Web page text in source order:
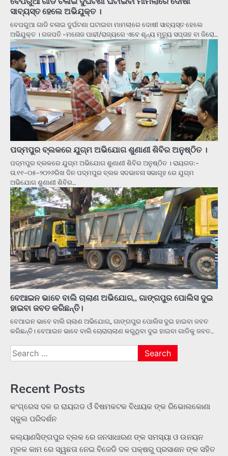
ସାବ୍ୟସ୍ତ ହେଲେ ଅଭିଯୁକ୍ତ ।
ବେପରୁଆ ଗାଡି ଚଳାଇ ଦୁର୍ଘଟଣା ଘଟାଇବା ମାମଲାରେ ଦୋଷୀ ସାବ୍ୟସ୍ତ ହେଲେ
ଅଭିଯୁକ୍ତ । ଗଜପତି -ମନୋଜ ପାଢୀ/ରାଜ୍ୟରେ ଏବେ ଶୂନ୍ୟ ମୃତ୍ୟୁ ସପ୍ତାହ ବା ଜିରୋ…
ପଦ୍ମପୁର ବ୍ଲକରେ ଯୁଗ୍ମ ଅଭିଯୋଗ ଶୁଣାଣୀ ଶିବିର ଅନୁଷ୍ଠିତ ।
ପଦ୍ମପୁର ବ୍ଲକରେ ଯୁଗ୍ମ ଅଭିଯୋଗ ଶୁଣାଣୀ ଶିବିର ଅନୁଷ୍ଠିତ । ରାୟଗଡ:-
ତା.୧୧-୦୫-୨୦୨୬ରିଖ ଦିନ ପଦ୍ମପୁର ବ୍ଲକ ସଦଭାବନା ସଭାଗୃହ ରେ ଯୁଗ୍ମ
ଅଭିଯୋଗ ଶୁଣାଣୀ ଶିବିର…
ବେଆଇନ ଭାବେ ବାଲି ଚାଲାଣ ଅଭିଯୋଗ,, ଗାଙ୍ଗପୁର ପୋଲିସ ଦୁଇ
ହାଇବା ଜବତ କରିଛନ୍ତି।
ବେଆଇନ ଭାବେ ବାଲି ଚାଲାଣ ଅଭିଯୋଗ,, ଗାଙ୍ଗପୁର ପୋଲିସ ଦୁଇ ହାଇବା ଜବତ
କରିଛନ୍ତି। ବେଆଇନ ଭାବେ ବାଲି ଚୋରାଚାଲାଣ କରୁଥିବା ଦୁଇ ହାଇବା ଗାଡିକୁ ଜବତ…
Search
for:
Recent Posts
କଂଗ୍ରେସ ଦଳ ର ରାୟଗଡ ଓଁ ବିଷମକଟକ ବିଧାୟକ ଙ୍କ ରିଭୋଲକୋଣା
ସ୍କୁଲ ପରିଦର୍ଶନ
କଲ୍ୟାଣସିଙ୍ଗପୁର ବ୍ଲକ ରେ ଜନସାଧାରଣ ଙ୍କ ସମସ୍ୟା ଓ ଉନୟନ
ମୂଳକ କାମ ରେ ସ୍ୱଛତା ନେଇ ବିଜେଡି ଦଳ ପକ୍ଷରୁ ପ୍ରସାଶନ ଙ୍କ ସହିତ